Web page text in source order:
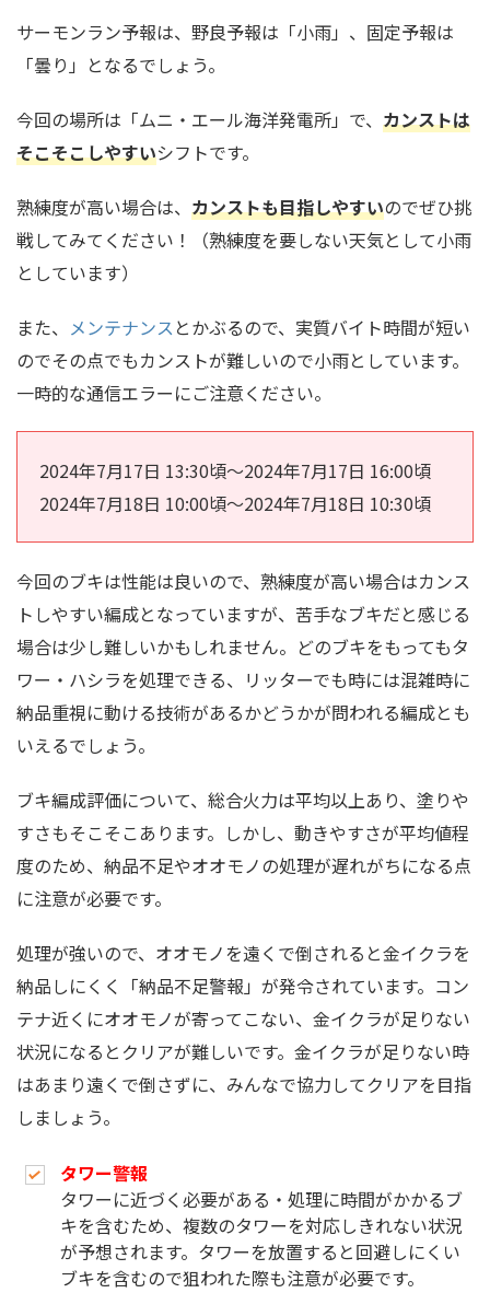
サーモンラン予報は、野良予報は「小雨」、固定予報は
「曇り」となるでしょう。
今回の場所は「ムニ・エール海洋発電所」で、 カンストは
そこそこしやすいシフトです。
熟練度が高い場合は、 カンストも目指しやすいのでぜひ挑
戦してみてください！（熟練度を要しない天気として小雨
としています）
また、 メンテナンスとかぶるので、実質バイト時間が短い
のでその点でもカンストが難しいので小雨としています。
一時的な通信エラーにご注意ください。
2024年7月17日 13:30頃〜2024年7月17日 16:00頃
2024年7月18日 10:00頃〜2024年7月18日 10:30頃
今回のブキは性能は良いので、熟練度が高い場合はカンス
トしやすい編成となっていますが、苦手なブキだと感じる
場合は少し難しいかもしれません。どのブキをもってもタ
ワー・ハシラを処理できる、リッターでも時には混雑時に
納品重視に動ける技術があるかどうかが問われる編成とも
いえるでしょう。
ブキ編成評価について、総合火力は平均以上あり、塗りや
すさもそこそこあります。しかし、動きやすさが平均値程
度のため、納品不足やオオモノの処理が遅れがちになる点
に注意が必要です。
処理が強いので、オオモノを遠くで倒されると金イクラを
納品しにくく「納品不足警報」が発令されています。コン
テナ近くにオオモノが寄ってこない、金イクラが足りない
状況になるとクリアが難しいです。金イクラが足りない時
はあまり遠くで倒さずに、みんなで協力してクリアを目指
しましょう。
タワー警報
タワーに近づく必要がある・処理に時間がかかるブ
キを含むため、複数のタワーを対応しきれない状況
が予想されます。タワーを放置すると回避しにくい
ブキを含むので狙われた際も注意が必要です。